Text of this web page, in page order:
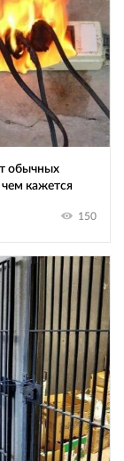
обычных
кажется
150